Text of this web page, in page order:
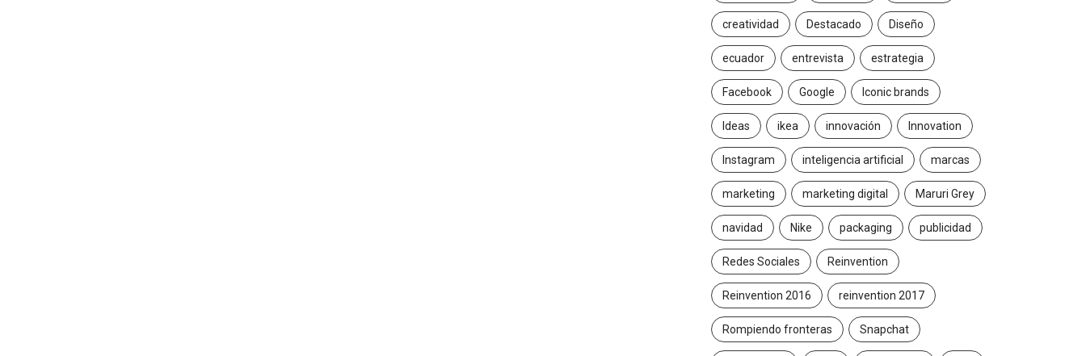
creatividad Destacado Diseño
ecuador entrevista estrategia
Facebook Google Iconic brands
Ideas ikea innovación Innovation
Instagram inteligencia artificial marcas
marketing marketing digital Maruri Grey
navidad Nike packaging publicidad
Redes Sociales Reinvention
Reinvention 2016 reinvention 2017
Rompiendo fronteras Snapchat